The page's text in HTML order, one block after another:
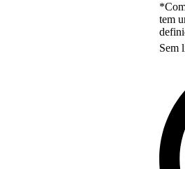
tem
Sem